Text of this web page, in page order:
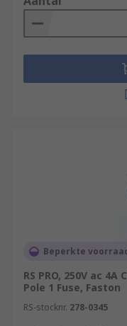
Beperkte
RS PRO, 250V ac
Pole 1 Fuse, Faston
RS-stocknr. 278-0345